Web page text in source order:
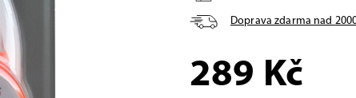
Doprava zdarma nad
289 Kč